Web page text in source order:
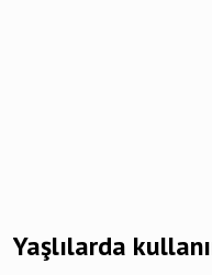
Yaşlılarda